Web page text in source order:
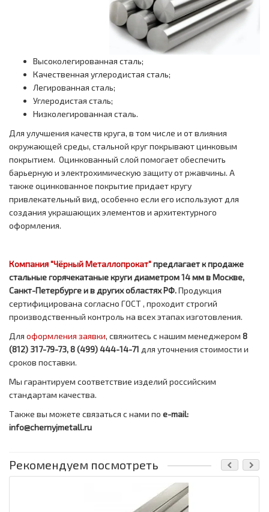
Высоколегированная сталь;
Качественная углеродистая сталь;
Легированная сталь;
Углеродистая сталь;
Низколегированная сталь.
Для улучшения качеств круга, в том числе и от влияния
окружающей среды, стальной круг покрывают цинковым
покрытием. Оцинкованный слой помогает обеспечить
барьерную и электрохимическую защиту от ржавчины. А
также оцинкованное покрытие придает кругу
привлекательный вид, особенно если его используют для
создания украшающих элементов и архитектурного
оформления.
Компания "Чёрный Металлопрокат"предлагает к продаже
стальные горячекатаные круги диаметром 14 мм в Москве,
Санкт-Петербурге и в других областях РФ.Продукция
сертифицирована согласно ГОСТ , проходит строгий
производственный контроль на всех этапах изготовления.
Для оформления заявки, свяжитесь с нашим менеджером 8
(812) 317-79-73, 8 (499) 444-14-71 для уточнения стоимости и
сроков поставки.
Мы гарантируем соответствие изделий российским
стандартам качества.
Также вы можете связаться с нами по e-mail:
info@chernyjmetall.ru
Рекомендуем посмотреть